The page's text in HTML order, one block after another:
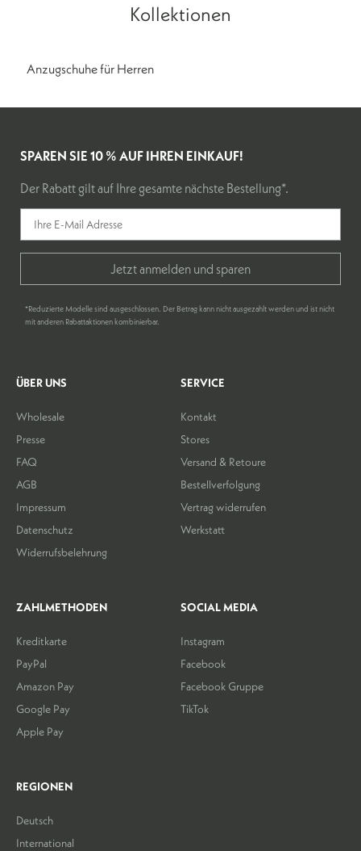
Kollektionen
Anzugschuhe für Herren
ÜBER UNS
Wholesale
Presse
FAQ
AGB
Impressum
Datenschutz
Widerrufsbelehrung
SERVICE
Kontakt
Stores
Versand & Retoure
Bestellverfolgung
Vertrag widerrufen
Werkstatt
ZAHLMETHODEN
Kreditkarte
PayPal
Amazon Pay
Google Pay
Apple Pay
SOCIAL MEDIA
Instagram
Facebook
Facebook Gruppe
TikTok
REGIONEN
Deutsch
International
SPAREN SIE 10 % AUF IHREN EINKAUF!
Der Rabatt gilt auf Ihre gesamte nächste Bestellung*.
Jetzt anmelden und sparen
*Reduzierte Modelle sind ausgeschlossen. Der Betrag kann nicht ausgezahlt werden und ist nicht
mit anderen Rabattaktionen kombinierbar.